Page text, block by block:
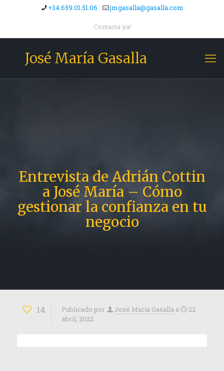
+34.659.01.51.06 jmgasalla@gasalla.com
Contacta ya!
José María Gasalla
Entrevista de Adrián Cottin
a José María – Cómo
gestionar la confianza en tu
negocio
14 Publicado por José María Gasalla a
22
abril, 2022